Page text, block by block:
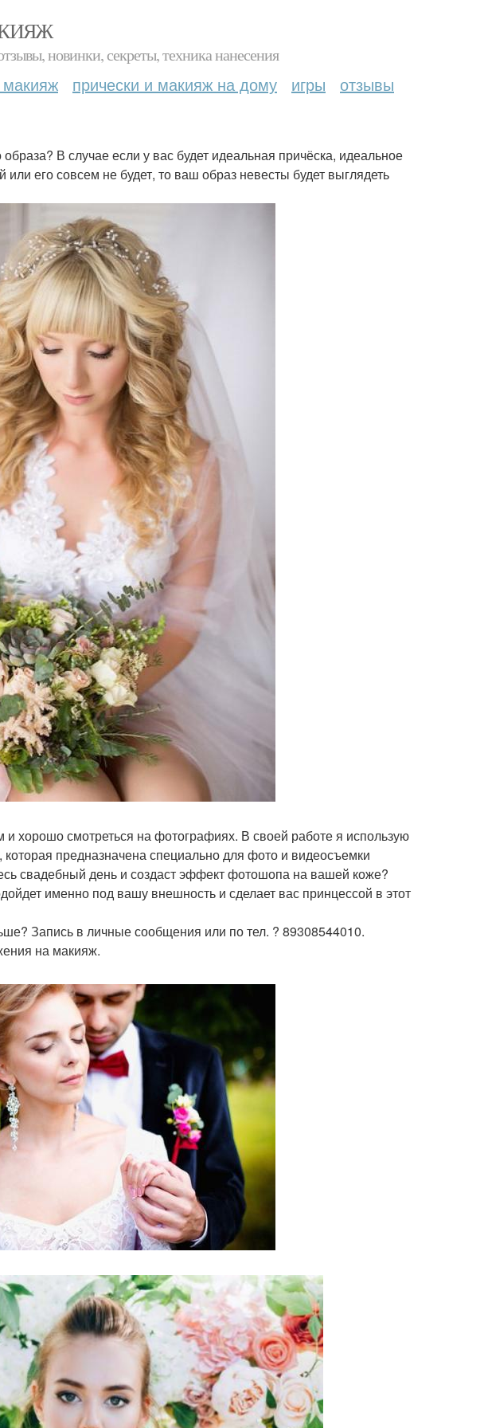
новинки, секреты, техника нанесения
макияж прически и макияж на дому игры отзывы
В случае если у вас будет идеальная причёска, идеальное
его совсем не будет, то ваш образ невесты будет выглядеть
хорошо смотреться на фотографиях. В своей работе я использую
предназначена специально для фото и видеосъемки
свадебный день и создаст эффект фотошопа на вашей коже?
именно под вашу внешность и сделает вас принцессой в этот
Запись в личные сообщения или по тел. ? 89308544010.
на макияж.